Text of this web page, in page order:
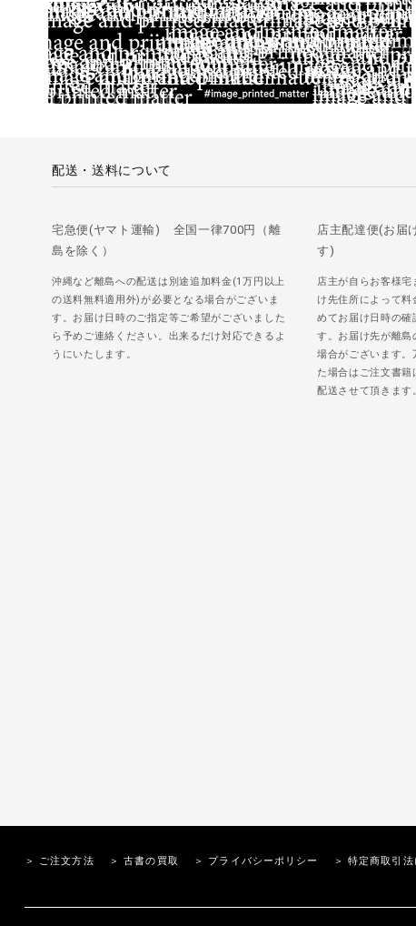
配送・送料について
宅急便(ヤマト運輸) 全国一律700円（離
島を除く）
沖縄など離島への配送は別途追加料金(1万円以上
の送料無料適用外)が必要となる場合がございま
す。お届け日時のご指定等ご希望がございました
ら予めご連絡ください。出来るだけ対応できるよ
うにいたします。
店主配達便(お届
す)
店主が自らお客様
け先住所によって料
めてお届け日時の確
す。お届け先が離島
場合がございます。
た場合はご注文書
配送させて頂きます
＞ ご注文方法 ＞ 古書の買取 ＞ プライバシーポリシー ＞ 特定商取引